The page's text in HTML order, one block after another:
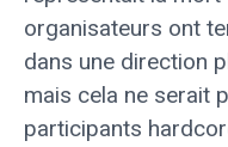
organisateurs ont
dans une direction
mais cela ne serait
participants